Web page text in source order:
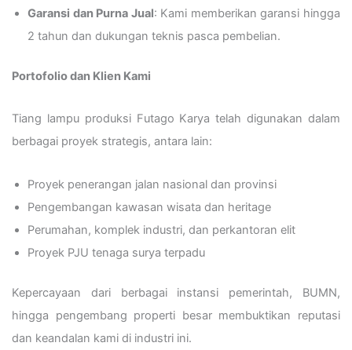
Garansi dan Purna Jual: Kami memberikan garansi hingga
2 tahun dan dukungan teknis pasca pembelian.
Portofolio dan Klien Kami
Tiang lampu produksi Futago Karya telah digunakan dalam
berbagai proyek strategis, antara lain:
Proyek penerangan jalan nasional dan provinsi
Pengembangan kawasan wisata dan heritage
Perumahan, komplek industri, dan perkantoran elit
Proyek PJU tenaga surya terpadu
Kepercayaan dari berbagai instansi pemerintah, BUMN,
hingga pengembang properti besar membuktikan reputasi
dan keandalan kami di industri ini.